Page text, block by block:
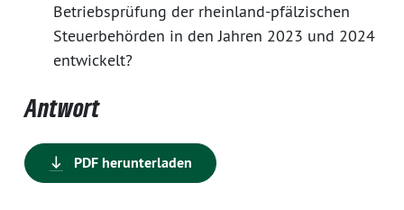
Betriebsprüfung der rheinland-pfälzischen
Steuerbehörden in den Jahren 2023 und 2024
entwickelt?
Antwort
PDF herunterladen